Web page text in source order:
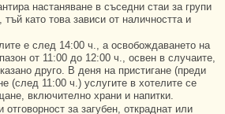
настаняване в съседни стаи за групи
като това зависи от наличността и
е след 14:00 ч., а освобождаването на
от 11:00 до 12:00 ч., освен в случаите,
друго. В деня на пристигане (преди
(след 11:00 ч.) услугите в хотелите се
включително храни и напитки.
отговорност за загубен, откраднат или